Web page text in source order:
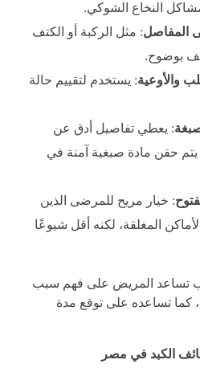
النخاع الشوكي.
المفاصل: مثل الركبة أو الكتف
بوضوح.
والأوعية: يستخدم لتقييم حالة
: يعطي تفاصيل أدق عن
يتم حقن مادة صبغية آمنة في
: خيار مريح للمرضى الذين
المغلقة، لكنه أقل شيوعًا
تساعد المريض على فهم سبب
كما تساعده على توقع مدة
الكبد في مصر